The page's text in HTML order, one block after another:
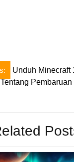
Unduh Minecraft
Pembaruan